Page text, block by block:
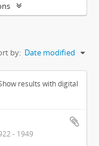
by: Date modified
results with digital
- 1949